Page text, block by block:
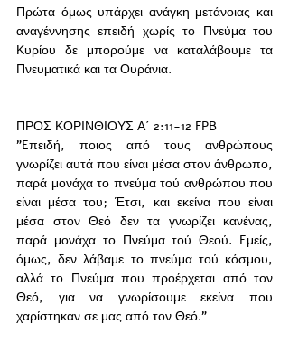
Πρώτα όμως υπάρχει ανάγκη μετάνοιας και
αναγέννησης επειδή χωρίς το Πνεύμα του
Κυρίου δε μπορούμε να καταλάβουμε τα
Πνευματικά και τα Ουράνια.
ΠΡΟΣ ΚΟΡΙΝΘΙΟΥΣ Α΄ 2:11-12 FPB
"Eπειδή, ποιος από τους ανθρώπους
γνωρίζει αυτά που είναι μέσα στον άνθρωπο,
παρά μονάχα το πνεύμα τού ανθρώπου που
είναι μέσα του; Έτσι, και εκείνα που είναι
μέσα στον Θεό δεν τα γνωρίζει κανένας,
παρά μονάχα το Πνεύμα τού Θεού. Eμείς,
όμως, δεν λάβαμε το πνεύμα τού κόσμου,
αλλά το Πνεύμα που προέρχεται από τον
Θεό, για να γνωρίσουμε εκείνα που
χαρίστηκαν σε μας από τον Θεό."